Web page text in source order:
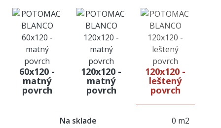
60x120 -
matný
povrch
120x120 -
matný
povrch
120x120 -
leštený
povrch
Na sklade 0 m2